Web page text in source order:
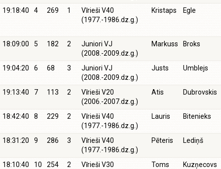
19:18:40 4 269 1
Vīrieši V40
(1977.-1986.dz.g.)
Kristaps Egle
18:09:00 5 182 2
Juniori VJ
(2008.-2009.dz.g.)
Markuss Broks
19:04:20 6 68 3
Juniori VJ
(2008.-2009.dz.g.)
Justs Umblejs
19:13:40 7 113 2
Vīrieši V20
(2006.-2007.dz.g.)
Atis Dubrovskis
18:42:40 8 229 2
Vīrieši V40
(1977.-1986.dz.g.)
Lauris Bitenieks
18:31:20 9 286 3
Vīrieši V40
(1977.-1986.dz.g.)
Pēteris Lediņš
18:10:40 10 254 2
Vīrieši V30
Toms Kuzņecovs